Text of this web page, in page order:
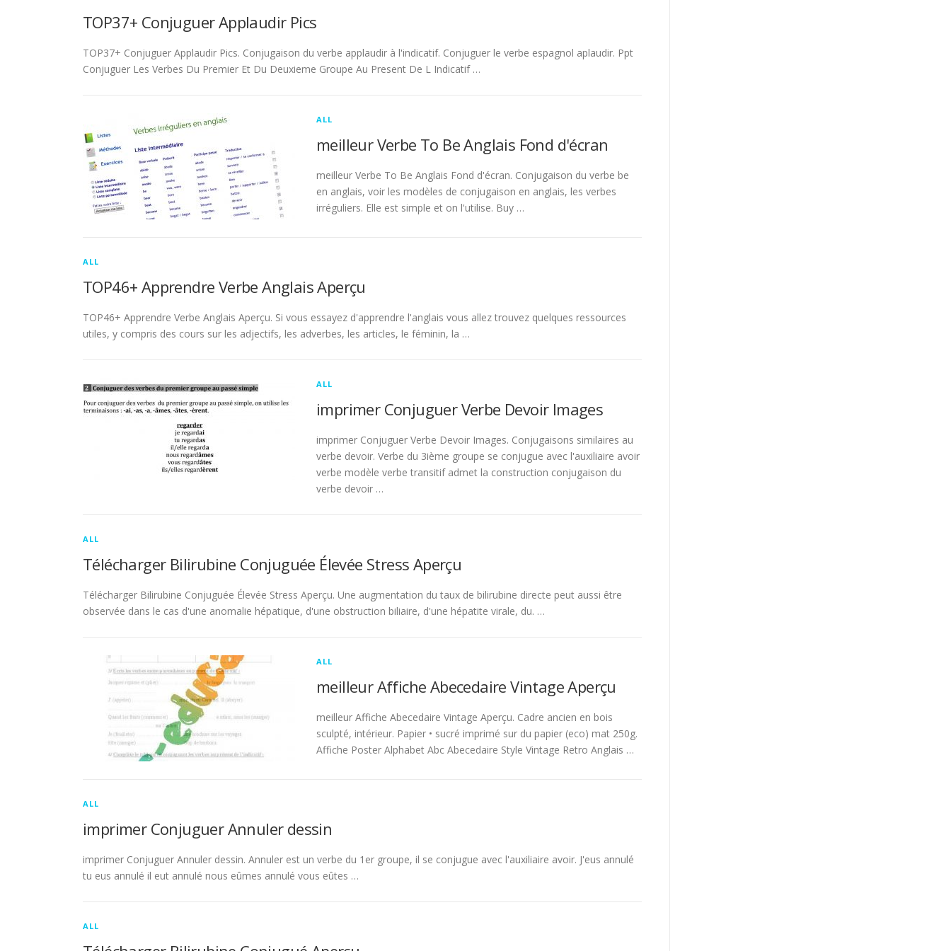
TOP37+ Conjuguer Applaudir Pics
TOP37+ Conjuguer Applaudir Pics. Conjugaison du verbe applaudir à l'indicatif. Conjuguer le verbe espagnol aplaudir. Ppt
Conjuguer Les Verbes Du Premier Et Du Deuxieme Groupe Au Present De L Indicatif …
ALL
meilleur Verbe To Be Anglais Fond d'écran
meilleur Verbe To Be Anglais Fond d'écran. Conjugaison du verbe be
en anglais, voir les modèles de conjugaison en anglais, les verbes
irréguliers. Elle est simple et on l'utilise. Buy …
ALL
TOP46+ Apprendre Verbe Anglais Aperçu
TOP46+ Apprendre Verbe Anglais Aperçu. Si vous essayez d'apprendre l'anglais vous allez trouvez quelques ressources
utiles, y compris des cours sur les adjectifs, les adverbes, les articles, le féminin, la …
ALL
imprimer Conjuguer Verbe Devoir Images
imprimer Conjuguer Verbe Devoir Images. Conjugaisons similaires au
verbe devoir. Verbe du 3ième groupe se conjugue avec l'auxiliaire avoir
verbe modèle verbe transitif admet la construction conjugaison du
verbe devoir …
ALL
Télécharger Bilirubine Conjuguée Élevée Stress Aperçu
Télécharger Bilirubine Conjuguée Élevée Stress Aperçu. Une augmentation du taux de bilirubine directe peut aussi être
observée dans le cas d'une anomalie hépatique, d'une obstruction biliaire, d'une hépatite virale, du. …
ALL
meilleur Affiche Abecedaire Vintage Aperçu
meilleur Affiche Abecedaire Vintage Aperçu. Cadre ancien en bois
sculpté, intérieur. Papier • sucré imprimé sur du papier (eco) mat 250g.
Affiche Poster Alphabet Abc Abecedaire Style Vintage Retro Anglais …
ALL
imprimer Conjuguer Annuler dessin
imprimer Conjuguer Annuler dessin. Annuler est un verbe du 1er groupe, il se conjugue avec l'auxiliaire avoir. J'eus annulé
tu eus annulé il eut annulé nous eûmes annulé vous eûtes …
ALL